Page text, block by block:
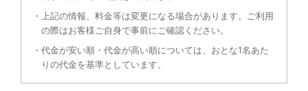
上記の情報、料金等は変更になる場合があります。ご利用
の際はお客様ご自身で事前にご確認ください。
代金が安い順・代金が高い順については、おとな1名あた
りの代金を基準としています。